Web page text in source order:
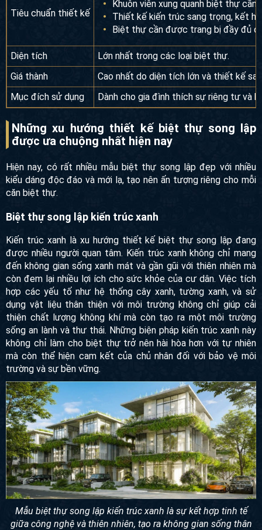
Mật độ xây dựng theo quy chuẩn
Khuôn viên xung quanh biệt thự
Thiết kế kiến trúc sang trọng, kết
Diện tích Lớn nhất trong các loại biệt thự.
Giá thành Cao nhất do diện tích lớn và thiết kế
Mục đích sử dụng Dành cho gia đình thích sự riêng tư và
Những xu hướng thiết kế biệt thự song lập
Hiện nay, có rất nhiều mẫu biệt thự song lập đẹp với nhiều
kiểu dáng độc đáo và mới lạ, tạo nên ấn tượng riêng cho
Kiến trúc xanh là xu hướng thiết kế biệt thự song lập đang
được nhiều người quan tâm. Kiến trúc xanh không chỉ mang
đến không gian sống xanh mát và gần gũi với thiên nhiên
mà còn đem lại nhiều lợi ích cho sức khỏe của cư dân. Việc
tích hợp các yếu tố như hệ thống cây xanh, tường xanh, và
sử dụng vật liệu thân thiện với môi trường không chỉ giúp
cải thiện chất lượng không khí mà còn tạo ra một môi trường
sống an lành và thư thái. Những biện pháp kiến trúc xanh
này không chỉ làm cho biệt thự trở nên hài hòa hơn với tự
nhiên mà còn thể hiện cam kết của chủ nhân đối với bảo vệ
môi trường và sự bền vững.
Mẫu biệt thự song lập kiến trúc xanh là sự kết hợp tinh tế